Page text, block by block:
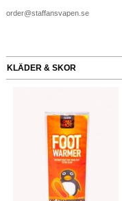
order@staffansvapen.se
KLÄDER & SKOR